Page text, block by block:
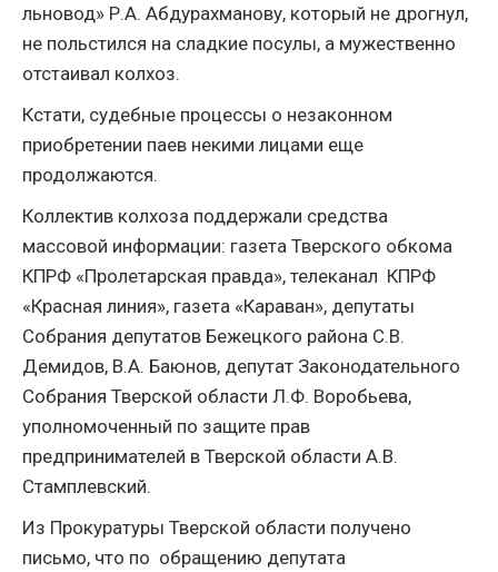
льновод» Р.А. Абдурахманову, который не дрогнул,
не польстился на сладкие посулы, а мужественно
отстаивал колхоз.
Кстати, судебные процессы о незаконном
приобретении паев некими лицами еще
продолжаются.
Коллектив колхоза поддержали средства
массовой информации: газета Тверского обкома
КПРФ «Пролетарская правда», телеканал КПРФ
«Красная линия», газета «Караван», депутаты
Собрания депутатов Бежецкого района С.В.
Демидов, В.А. Баюнов, депутат Законодательного
Собрания Тверской области Л.Ф. Воробьева,
уполномоченный по защите прав
предпринимателей в Тверской области А.В.
Стамплевский.
Из Прокуратуры Тверской области получено
письмо, что по обращению депутата